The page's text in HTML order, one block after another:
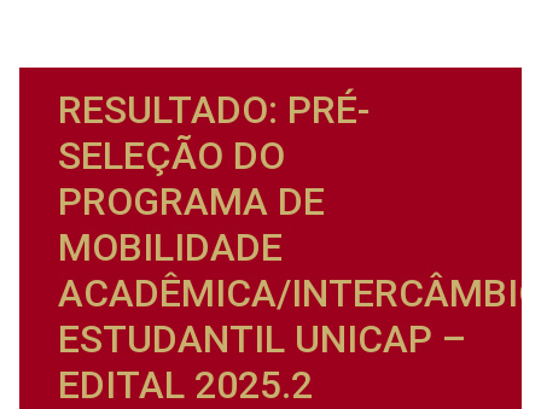
RESULTADO: PRÉ-
SELEÇÃO DO
PROGRAMA DE
MOBILIDADE
ACADÊMICA/
ESTUDANTIL UNICAP –
EDITAL 2025.2